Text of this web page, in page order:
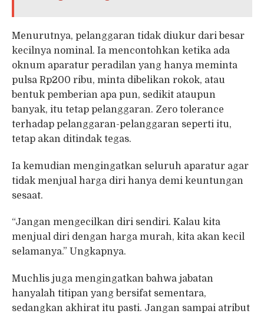
Menurutnya, pelanggaran tidak diukur dari besar
kecilnya nominal. Ia mencontohkan ketika ada
oknum aparatur peradilan yang hanya meminta
pulsa Rp200 ribu, minta dibelikan rokok, atau
bentuk pemberian apa pun, sedikit ataupun
banyak, itu tetap pelanggaran. Zero tolerance
terhadap pelanggaran-pelanggaran seperti itu,
tetap akan ditindak tegas.
Ia kemudian mengingatkan seluruh aparatur agar
tidak menjual harga diri hanya demi keuntungan
sesaat.
“Jangan mengecilkan diri sendiri. Kalau kita
menjual diri dengan harga murah, kita akan kecil
selamanya.” Ungkapnya.
Muchlis juga mengingatkan bahwa jabatan
hanyalah titipan yang bersifat sementara,
sedangkan akhirat itu pasti. Jangan sampai atribut